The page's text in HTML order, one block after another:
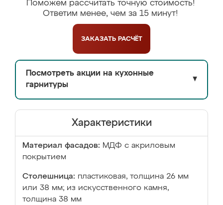
Поможем рассчитать точную стоимость!
Ответим менее, чем за 15 минут!
ЗАКАЗАТЬ РАСЧЁТ
Посмотреть акции на кухонные
гарнитуры
▼
Характеристики
Материал фасадов: МДФ с акриловым
покрытием
Столешница: пластиковая, толщина 26 мм
или 38 мм; из искусственного камня,
толщина 38 мм